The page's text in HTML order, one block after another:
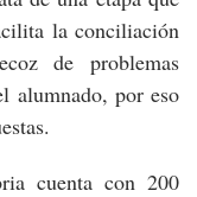
la conciliación
de problemas
alumnado, por eso
cuenta con 200